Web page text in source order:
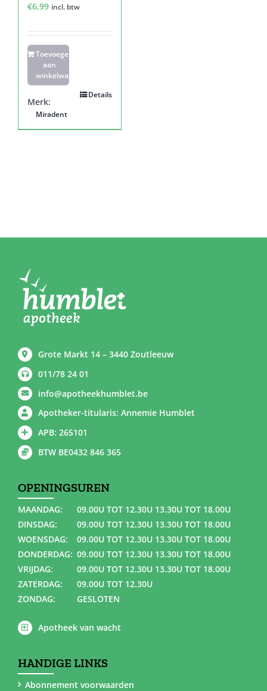
€6,99 incl. btw
Toevoegen
aan
winkelwagen
Details
Merk:
Miradent
Grote Markt 14 – 3440 Zoutleeuw
011/78 24 01
info@apotheekhumblet.be
Apotheker-titularis: Annemie Humblet
APB: 265101
BTW BE0432 846 365
OPENINGSUREN
MAANDAG:
09.00U TOT 12.30U 13.30U TOT 18.00U
DINSDAG:
09.00U TOT 12.30U 13.30U TOT 18.00U
WOENSDAG:
09.00U TOT 12.30U 13.30U TOT 18.00U
DONDERDAG: 09.00U TOT 12.30U 13.30U TOT 18.00U
VRIJDAG:
09.00U TOT 12.30U 13.30U TOT 18.00U
ZATERDAG:
09.00U TOT 12.30U
ZONDAG:
GESLOTEN
Apotheek van wacht
HANDIGE LINKS
Abonnement voorwaarden